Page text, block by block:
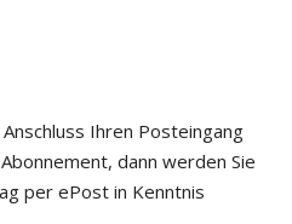
Ihren Posteingang
dann werden Sie
per ePost in Kenntnis